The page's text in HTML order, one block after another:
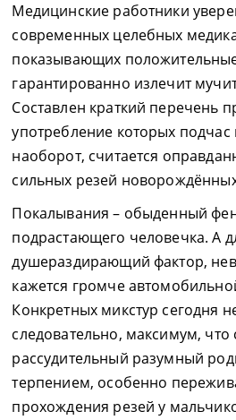
Медицинские работники
современных целебных
показывающих
гарантированно излечит
Составлен краткий перечень
употребление которых подчас
наоборот, считается
сильных резей
Покалывания – обыденный
подрастающего человечка. А
душераздирающий фактор,
кажется громче
Конкретных микстур сегодня
следовательно, максимум, что
рассудительный разумный
терпением, особенно
прохождения резей у